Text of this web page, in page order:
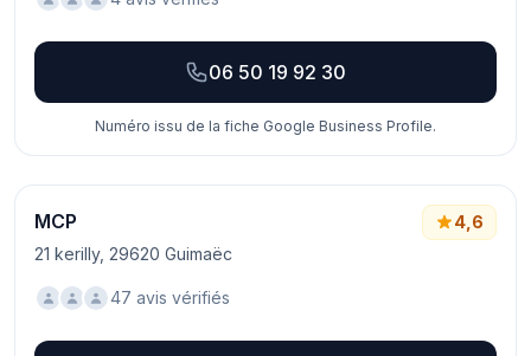
06 50 19 92 30
Numéro issu de la fiche Google Business Profile.
MCP
21 kerilly, 29620 Guimaëc
4,6
47 avis vérifiés